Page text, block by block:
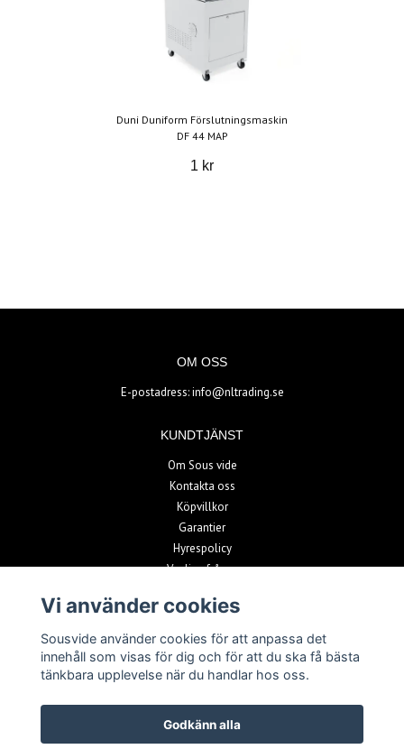
Duni Duniform Förslutningsmaskin
DF 44 MAP
1 kr
OM OSS
E-postadress:info@nltrading.se
KUNDTJÄNST
Om Sous vide
Kontakta oss
Köpvillkor
Garantier
Hyrespolicy
Vanliga frågor
Vi använder cookies
Sousvide använder cookies för att anpassa det
innehåll som visas för dig och för att du ska få bästa
tänkbara upplevelse när du handlar hos oss.
Godkänn alla